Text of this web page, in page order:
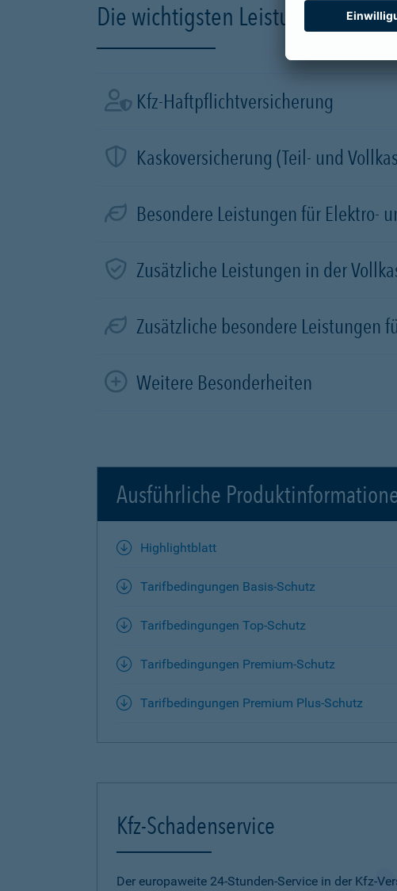
Die wichtigsten Leistungen der
Kfz-Haftpflichtversicherung
Kaskoversicherung (Teil- und
Besondere Leistungen für Elektro-
Zusätzliche Leistungen in der
Zusätzliche besondere Leistungen
Weitere Besonderheiten
Ausführliche
Highlightblatt
Tarifbedingungen Basis-Schutz
Tarifbedingungen Top-Schutz
Tarifbedingungen Premium-Schutz
Tarifbedingungen Premium Plus-Schutz
Kfz-Schadenservice
Der europaweite 24-Stunden-Service in der Kfz-